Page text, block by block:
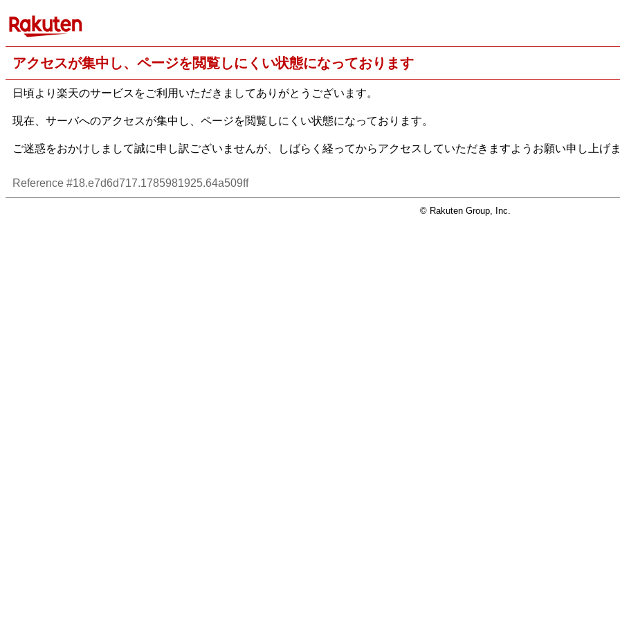
アクセスが集中し、ページを閲覧しにくい状態になっております
日頃より楽天のサービスをご利用いただきましてありがとうございます。
現在、サーバへのアクセスが集中し、ページを閲覧しにくい状態になっております。
ご迷惑をおかけしまして誠に申し訳ございませんが、しばらく経ってからアクセスしていただきますようお願い申し上げ
Reference #18.e7d6d717.1785981925.64a509ff
© Rakuten Group, Inc.